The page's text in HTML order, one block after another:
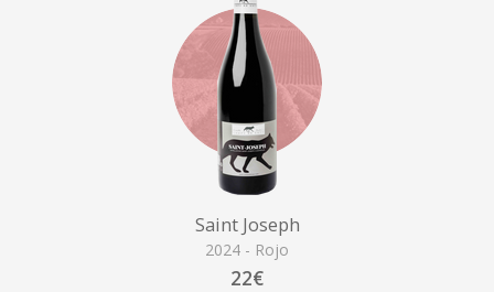
Saint Joseph
2024 - Rojo
22€